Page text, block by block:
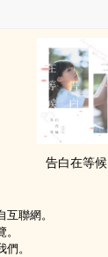
告白在等候
聯網。
。